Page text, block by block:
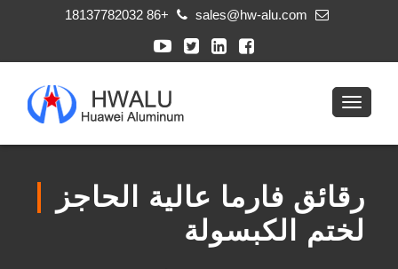
sales@hw-alu.com
+86 18137782032
رقائق فارما عالية الحاجز
لختم الكبسولة